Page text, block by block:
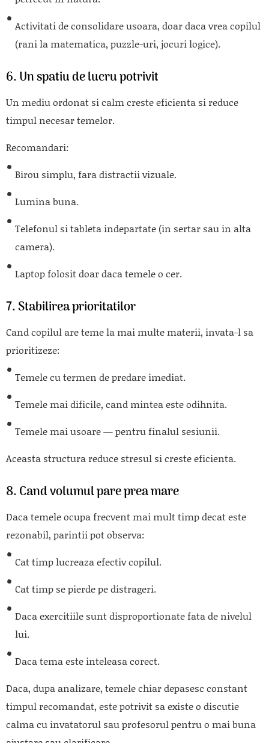
Activitati de consolidare usoara, doar daca vrea copilul
(rani la matematica, puzzle-uri, jocuri logice).
6. Un spatiu de lucru potrivit
Un mediu ordonat si calm creste eficienta si reduce
timpul necesar temelor.
Recomandari:
Birou simplu, fara distractii vizuale.
Lumina buna.
Telefonul si tableta indepartate (in sertar sau in alta
camera).
Laptop folosit doar daca temele o cer.
7. Stabilirea prioritatilor
Cand copilul are teme la mai multe materii, invata-l sa
prioritizeze:
Temele cu termen de predare imediat.
Temele mai dificile, cand mintea este odihnita.
Temele mai usoare — pentru finalul sesiunii.
Aceasta structura reduce stresul si creste eficienta.
8. Cand volumul pare prea mare
Daca temele ocupa frecvent mai mult timp decat este
rezonabil, parintii pot observa:
Cat timp lucreaza efectiv copilul.
Cat timp se pierde pe distrageri.
Daca exercitiile sunt disproportionate fata de nivelul
lui.
Daca tema este inteleasa corect.
Daca, dupa analizare, temele chiar depasesc constant
timpul recomandat, este potrivit sa existe o discutie
calma cu invatatorul sau profesorul pentru o mai buna